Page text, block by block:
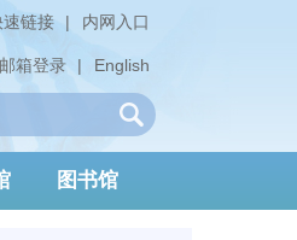
内网入口
|
链接
English
|
邮箱登录
图书馆